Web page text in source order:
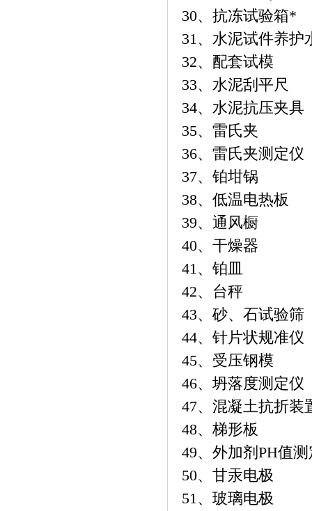
30、抗冻试验箱*
31、水泥试件养护
32、配套试模
33、水泥刮平尺
34、水泥抗压夹具
35、雷氏夹
36、雷氏夹测定仪
37、铂坩锅
38、低温电热板
39、通风橱
40、干燥器
41、铂皿
42、台秤
43、砂、石试验筛
44、针片状规准仪
45、受压钢模
46、坍落度测定仪
47、混凝土抗折装
48、梯形板
49、外加剂PH值
50、甘汞电极
51、玻璃电极